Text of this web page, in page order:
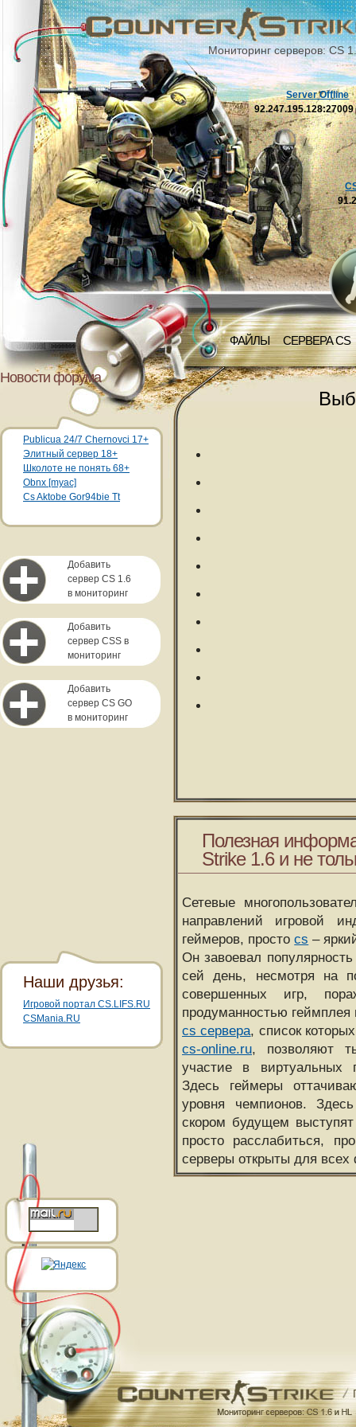
Мониторинг серверов: CS
ФАЙЛЫ СЕРВЕРА CS
Server Offline
92.247.195.128:27009
Новости форума
Publicua 24/7 Chernovci 17+
Элитный сервер 18+
Школоте не понять 68+
Obnx [myac]
Cs Aktobe Gor94bie Tt
Добавить
сервер CS 1.6
в мониторинг
Добавить
сервер CSS в
мониторинг
Добавить
сервер CS GO
в мониторинг
Полезная
Strike 1.6 и не
Сетевые
направлений игровой
геймеров, простоcs –
Он завоевал
сей день, несмотря на
совершенных игр,
продуманностью
cs сервера, список
cs-online.ru, позволяют
участие в виртуальных
Здесь геймеры
уровня чемпионов.
скором будущем
просто расслабиться,
серверы открыты для всех
Наши друзья:
Игровой портал CS.LIFS.RU
CSMania.RU